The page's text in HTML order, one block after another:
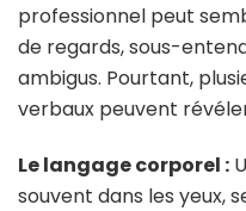
professionnel peut
de regards, sous-
ambigus. Pourtant,
verbaux peuvent
Le langage corporel :
souvent dans les yeux,